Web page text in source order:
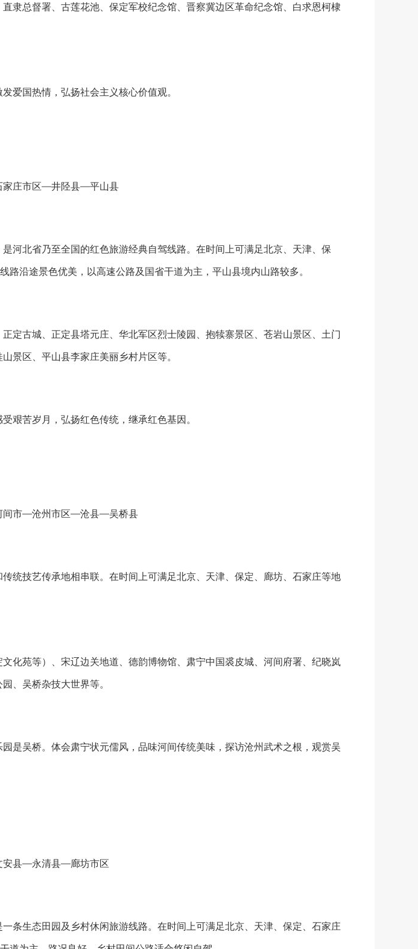
总督署、古莲花池、保定军校纪念馆、晋察冀边区革命纪念馆、白求恩柯棣
国热情，弘扬社会主义核心价值观。
庄市区—井陉县—平山县
北省乃至全国的红色旅游经典自驾线路。在时间上可满足北京、天津、保
沿途景色优美，以高速公路及国省干道为主，平山县境内山路较多。
古城、正定县塔元庄、华北军区烈士陵园、抱犊寨景区、苍岩山景区、土门
景区、平山县李家庄美丽乡村片区等。
苦岁月，弘扬红色传统，继承红色基因。
市—沧州市区—沧县—吴桥县
技艺传承地相串联。在时间上可满足北京、天津、保定、廊坊、石家庄等地
苑等）、宋辽边关地道、德韵博物馆、肃宁中国裘皮城、河间府署、纪晓岚
、吴桥杂技大世界等。
吴桥。体会肃宁状元儒风，品味河间传统美味，探访沧州武术之根，观赏吴
县—永清县—廊坊市区
生态田园及乡村休闲旅游线路。在时间上可满足北京、天津、保定、石家庄